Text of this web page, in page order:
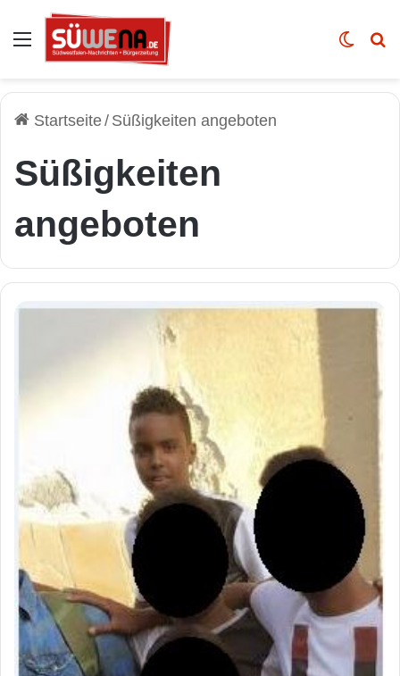
Auswahl Skin
Startseite/ Süßigkeiten angeboten
Süßigkeiten
angeboten